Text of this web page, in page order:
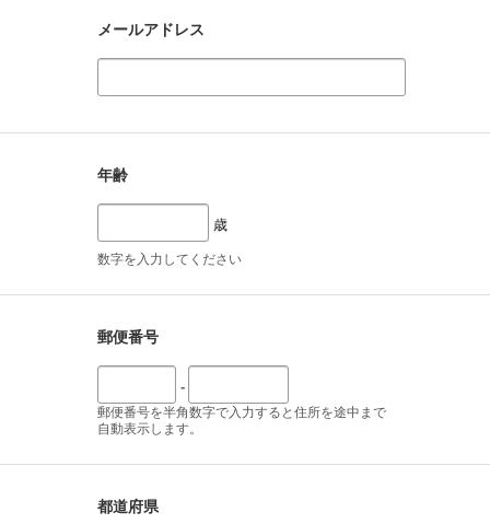
メールアドレス
年齢
歳
数字を入力してください
郵便番号
-
郵便番号を半角数字で入力すると住所を途中まで
自動表示します。
都道府県